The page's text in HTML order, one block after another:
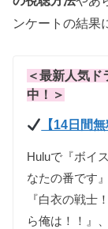
ンケートの結果
＜最新人気
中！＞
【14日間
Huluで『ボイ
なたの番です
『白衣の戦士
ら俺は！！』